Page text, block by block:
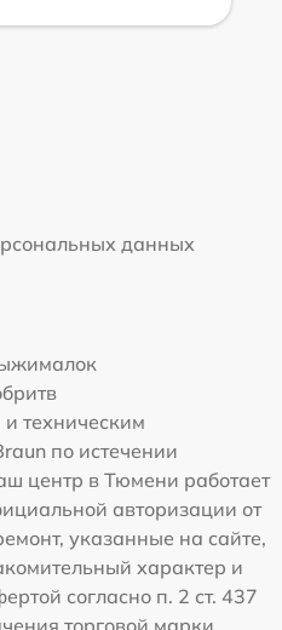
данных
техническим
по истечении
центр в Тюмени работает
авторизации от
указанные на сайте,
характер и
согласно п. 2 ст. 437
торговой марки